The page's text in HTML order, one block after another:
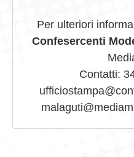
Per ulteriori
Confesercenti
Contatti: